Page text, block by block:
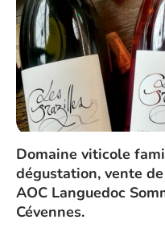
Domaine viticole
dégustation, vente
AOC Languedoc
Cévennes.